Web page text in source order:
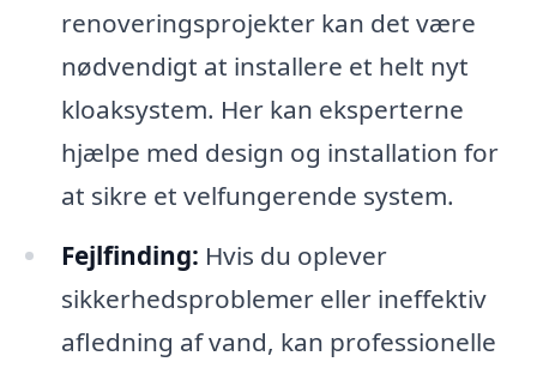
renoveringsprojekter kan det være
nødvendigt at installere et helt nyt
kloaksystem. Her kan eksperterne
hjælpe med design og installation for
at sikre et velfungerende system.
Fejlfinding: Hvis du oplever
sikkerhedsproblemer eller ineffektiv
afledning af vand, kan professionelle